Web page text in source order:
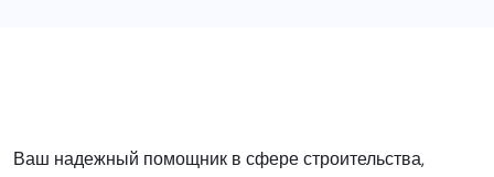
Ваш надежный помощник в сфере строительства,